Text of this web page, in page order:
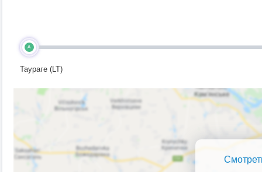
A
Таураге (LT)